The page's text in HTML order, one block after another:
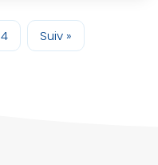
4 Suiv »